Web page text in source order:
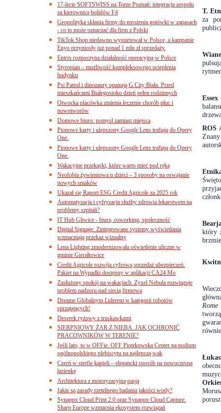
T.
za
Essex
ROS
który
17-lecie SOFTSWISS na Torze Poznań: integracja zespołu
za kierownicą bolidów F4
Geopolityka skłania firmy do mrożenia gotówki w zapasach
- co to może oznaczać dla firm z Polski
TikTok Shop niedawno wystartował w Polsce, a kampanie
Enyo przyniosły już ponad 1 mln zł sprzedaży.
Entrix rozpoczyna działalność operacyjną w Polsce
Styropian – możliwość kompleksowego ocieplenia
budynku
Psi Patrol i dinozaury opanują G City Biała. Przed
mieszkańcami Białegostoku dzień pełen rodzinnych
Otwocka placówka zmienia leczenie chorób płuc i
nowotworów
Domowe biuro: pomysł zamiast miejsca
Pionowe karty i ulepszony Google Lens trafiają do Opery
One.
Pionowe karty i ulepszony Google Lens trafiają do Opery
One.
Wakacyjne przekąski, które warto mieć pod ręką
Neofobia żywieniowa u dzieci – 3 sposoby na oswajanie
nowych smaków
Ukazał się Raport ESG Credit Agricole za 2025 rok
Automatyzacja i cyfryzacja służby zdrowia lekarstwem na
problemy szpitali?
IT Hub Gliwice - biura, coworking, społeczność
Digital Signage. Zintegrowane systemy wyświetlania
wzmacniają przekaz wizualny
Lena Lighting zmodernizowała oświetlenie uliczne w
gminie Gierałtowice
Credit Agricole rozwija cyfrową sprzedaż ubezpieczeń.
Pakiet na Wypadki dostępny w aplikacji CA24 Mo
Zasłużony spokój na wakacjach. Zyxel Nebula rozwiązuje
problem nadzoru nad siecią firmową
Dreame Globalnym Liderem w kategorii robotów
sprzątających!
Deserek ryżowy z truskawkami
SIERPNIOWY ŻAR Z NIEBA. JAK OCHRONIĆ
PRACOWNIKÓW W TERENIE?
Jeśli lato, to w OFFie. OFF Piotrkowska Center na podium
ogólnopolskiego plebiscytu na najlepszą wak
Czerń w strefie kąpieli – elegancki sposób na nowoczesną
łazienkę
Architektura z motoryzacyjną pasją
Jakie są zasady rzetelnego badania jakości wody?
Synappx Cloud Print 2.0 oraz Synappx Cloud Capture.
Sharp Europe wzmacnia ekosystem rozwiązań